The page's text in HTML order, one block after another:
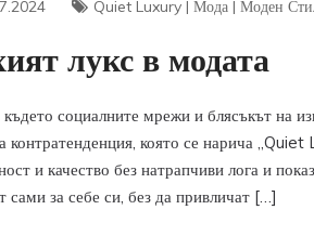
Quiet Luxury | Мода | Моден
лукс в модата
социалните мрежи и блясъкът на
контратенденция, която се нарича
и качество без натрапчиви лога и
сами за себе си, без да привличат […]